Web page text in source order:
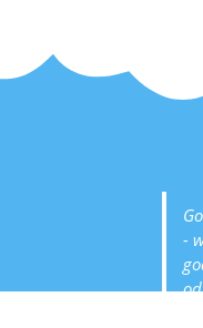
-